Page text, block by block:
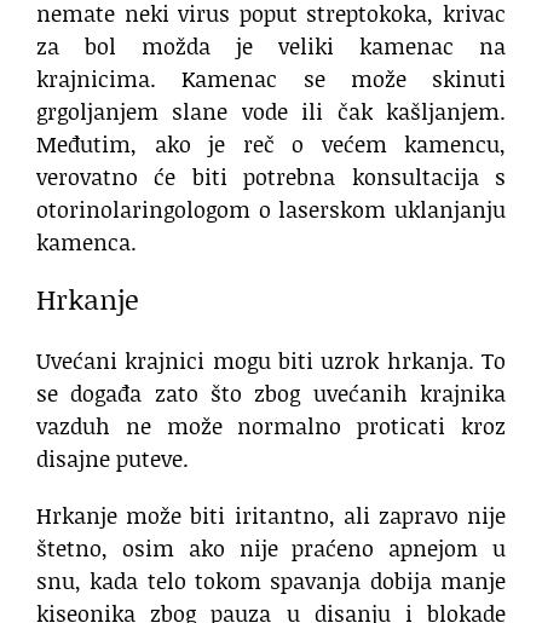
nemate neki virus poput streptokoka, krivac
za bol možda je veliki kamenac na
krajnicima. Kamenac se može skinuti
grgoljanjem slane vode ili čak kašljanjem.
Međutim, ako je reč o većem kamencu,
verovatno će biti potrebna konsultacija s
otorinolaringologom o laserskom uklanjanju
kamenca.
Hrkanje
Uvećani krajnici mogu biti uzrok hrkanja. To
se događa zato što zbog uvećanih krajnika
vazduh ne može normalno proticati kroz
disajne puteve.
Hrkanje može biti iritantno, ali zapravo nije
štetno, osim ako nije praćeno apnejom u
snu, kada telo tokom spavanja dobija manje
kiseonika zbog pauza u disanju i blokade